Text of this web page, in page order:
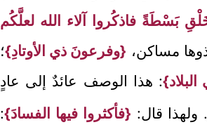
بَسْطَةً فاذكُروا آلاء الله لعلَّكُم
مساكن، {وفرعونَ ذي الأوتادِ}؛
: هذا الوصف عائدٌ إلى عادٍ
ولهذا قال: {فأكثروا فيها الفسادَ}: